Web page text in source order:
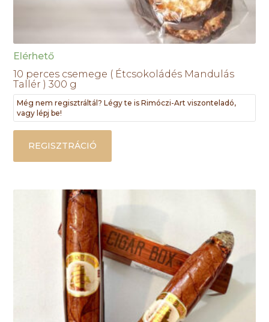
Elérhető
10 perces csemege ( Étcsokoládés Mandulás
Tallér ) 300 g
Még nem regisztráltál? Légy te is Rimóczi-Art viszonteladó,
vagy lépj be!
REGISZTRÁCIÓ